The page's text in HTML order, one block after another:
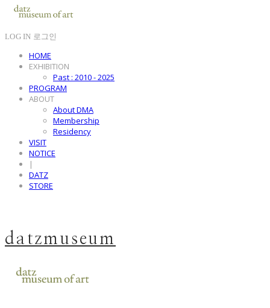
LOG IN 로그인
HOME
EXHIBITION
Past : 2010 - 2025
PROGRAM
ABOUT
About DMA
Membership
Residency
VISIT
NOTICE
|
DATZ
STORE
datzmuseum